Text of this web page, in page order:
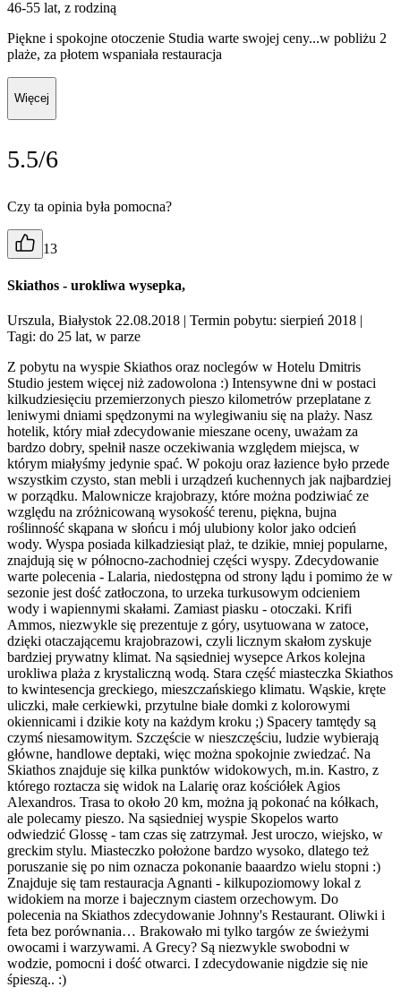
46-55 lat, z rodziną
Piękne i spokojne otoczenie Studia warte swojej ceny...w pobliżu 2
plaże, za płotem wspaniała restauracja
Więcej
5.5/6
Czy ta opinia była pomocna?
13
Skiathos - urokliwa wysepka,
Urszula, Białystok 22.08.2018 | Termin pobytu: sierpień 2018 |
Tagi: do 25 lat, w parze
Z pobytu na wyspie Skiathos oraz noclegów w Hotelu Dmitris
Studio jestem więcej niż zadowolona :) Intensywne dni w postaci
kilkudziesięciu przemierzonych pieszo kilometrów przeplatane z
leniwymi dniami spędzonymi na wylegiwaniu się na plaży. Nasz
hotelik, który miał zdecydowanie mieszane oceny, uważam za
bardzo dobry, spełnił nasze oczekiwania względem miejsca, w
którym miałyśmy jedynie spać. W pokoju oraz łazience było przede
wszystkim czysto, stan mebli i urządzeń kuchennych jak najbardziej
w porządku. Malownicze krajobrazy, które można podziwiać ze
względu na zróżnicowaną wysokość terenu, piękna, bujna
roślinność skąpana w słońcu i mój ulubiony kolor jako odcień
wody. Wyspa posiada kilkadziesiąt plaż, te dzikie, mniej popularne,
znajdują się w północno-zachodniej części wyspy. Zdecydowanie
warte polecenia - Lalaria, niedostępna od strony lądu i pomimo że w
sezonie jest dość zatłoczona, to urzeka turkusowym odcieniem
wody i wapiennymi skałami. Zamiast piasku - otoczaki. Krifi
Ammos, niezwykle się prezentuje z góry, usytuowana w zatoce,
dzięki otaczającemu krajobrazowi, czyli licznym skałom zyskuje
bardziej prywatny klimat. Na sąsiedniej wysepce Arkos kolejna
urokliwa plaża z krystaliczną wodą. Stara część miasteczka Skiathos
to kwintesencja greckiego, mieszczańskiego klimatu. Wąskie, kręte
uliczki, małe cerkiewki, przytulne białe domki z kolorowymi
okiennicami i dzikie koty na każdym kroku ;) Spacery tamtędy są
czymś niesamowitym. Szczęście w nieszczęściu, ludzie wybierają
główne, handlowe deptaki, więc można spokojnie zwiedzać. Na
Skiathos znajduje się kilka punktów widokowych, m.in. Kastro, z
którego roztacza się widok na Lalarię oraz kościółek Agios
Alexandros. Trasa to około 20 km, można ją pokonać na kółkach,
ale polecamy pieszo. Na sąsiedniej wyspie Skopelos warto
odwiedzić Glossę - tam czas się zatrzymał. Jest uroczo, wiejsko, w
greckim stylu. Miasteczko położone bardzo wysoko, dlatego też
poruszanie się po nim oznacza pokonanie baaardzo wielu stopni :)
Znajduje się tam restauracja Agnanti - kilkupoziomowy lokal z
widokiem na morze i bajecznym ciastem orzechowym. Do
polecenia na Skiathos zdecydowanie Johnny's Restaurant. Oliwki i
feta bez porównania… Brakowało mi tylko targów ze świeżymi
owocami i warzywami. A Grecy? Są niezwykle swobodni w
wodzie, pomocni i dość otwarci. I zdecydowanie nigdzie się nie
śpieszą.. :)